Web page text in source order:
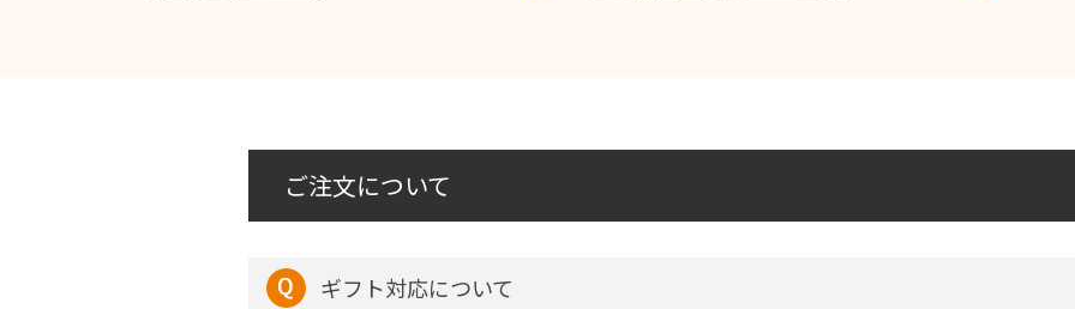
ご注文について
ギフト対応について